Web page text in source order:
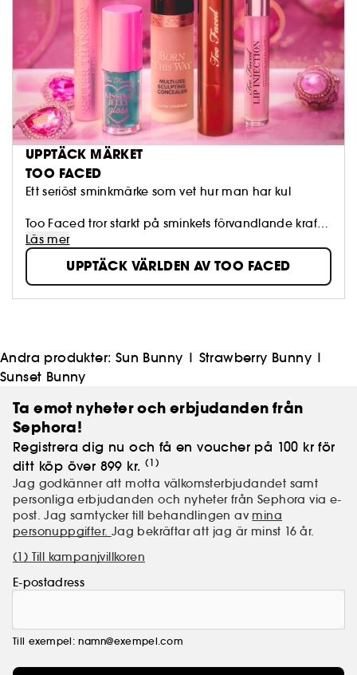
UPPTÄCK MÄRKET
TOO FACED
Ett seriöst sminkmärke som vet hur man har kul
Too Faced tror starkt på sminkets förvandlande kraft.
Vi uppmuntrar kvinnor att uttrycka sig med
självförtroende, kreativitet och friheten att drömma
stort. Vi använder de mest innovativa ingredienserna
för att skapa revolutionerande, cruelty-free kosmetika
som framhäver din skönhet.
Läs mer
UPPTÄCK VÄRLDEN AV TOO FACED
Andra produkter: Sun Bunny | Strawberry Bunny |
Sunset Bunny
Ta emot nyheter och erbjudanden från
Sephora!
Registrera dig nu och få en voucher på 100 kr för
ditt köp över 899 kr. (1)
Jag godkänner att motta välkomsterbjudandet samt
personliga erbjudanden och nyheter från Sephora via e-
post. Jag samtycker till behandlingen av mina
personuppgifter. Jag bekräftar att jag är minst 16 år.
(1) Till kampanjvillkoren
E-postadress
Till exempel: namn@exempel.com